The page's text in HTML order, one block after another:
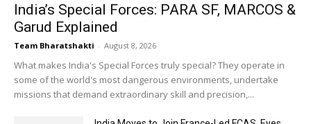
India’s Special Forces: PARA SF, MARCOS &
Garud Explained
Team Bharatshakti - August 8, 2026
What makes India's Special Forces truly special? They operate in
some of the world's most dangerous environments, undertake
missions that demand extraordinary skill and precision,...